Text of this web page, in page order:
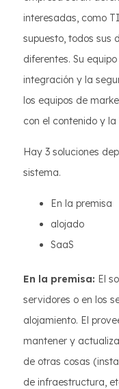
interesadas, como
supuesto, todos sus
diferentes. Su
integración y la
los equipos de
con el contenido y
Hay 3 soluciones
sistema.
En la premisa
alojado
SaaS
En la premisa: El
servidores o en los
alojamiento. El
mantener y
de otras cosas
de infraestructura,